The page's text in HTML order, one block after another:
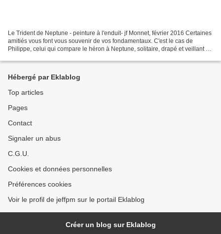
Le Trident de Neptune - peinture à l'enduit- jf Monnet, février 2016 Certaines
amitiés vous font vous souvenir de vos fondamentaux. C'est le cas de
Philippe, celui qui compare le héron à Neptune, solitaire, drapé et veillant au
Hébergé par Eklablog
Top articles
Pages
Contact
Signaler un abus
C.G.U.
Cookies et données personnelles
Préférences cookies
Voir le profil de jeffpm sur le portail Eklablog
Créer un blog sur Eklablog